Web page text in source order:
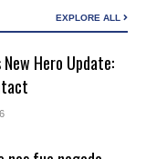
EXPLORE ALL
Hero Update: